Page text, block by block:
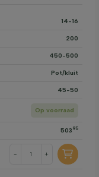
14-16
200
450-500
Pot/kluit
45-50
Op voorraad
503 95
- +